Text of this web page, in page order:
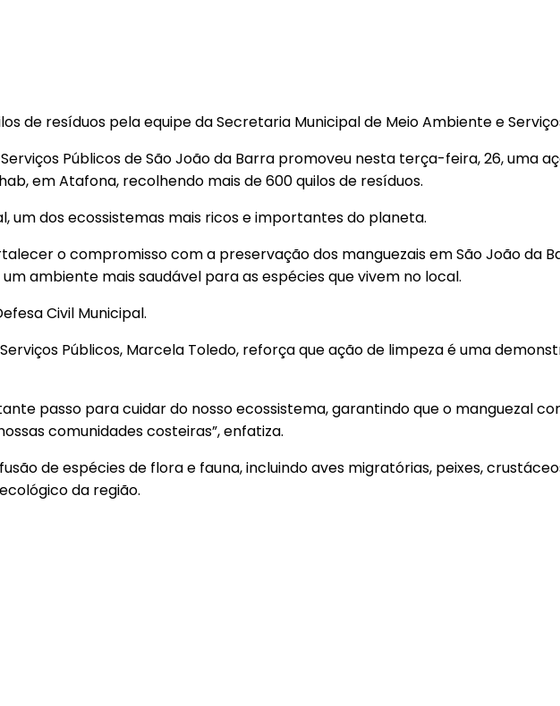
de resíduos pela equipe da Secretaria Municipal de Meio Ambiente e
Públicos de São João da Barra promoveu nesta terça-feira, 26, uma
em Atafona, recolhendo mais de 600 quilos de resíduos.
um dos ecossistemas mais ricos e importantes do planeta.
o compromisso com a preservação dos manguezais em São João da
ambiente mais saudável para as espécies que vivem no local.
Civil Municipal.
Públicos, Marcela Toledo, reforça que ação de limpeza é uma
passo para cuidar do nosso ecossistema, garantindo que o manguezal
comunidades costeiras”, enfatiza.
de espécies de flora e fauna, incluindo aves migratórias, peixes,
da região.